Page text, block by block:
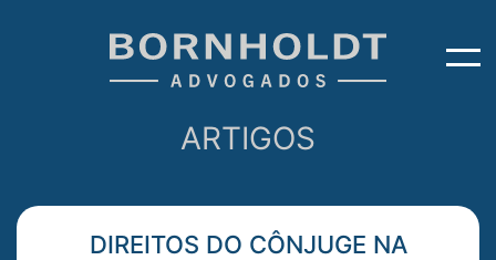
ARTIGOS
DIREITOS DO CÔNJUGE NA